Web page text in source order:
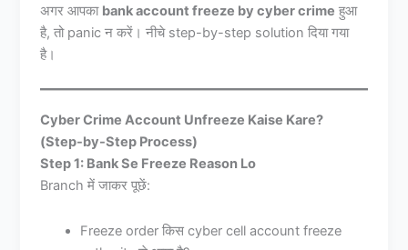
अगर आपका bank account freeze by cyber crime हुआ
है, तो panic न करें। नीचे step-by-step solution दिया गया
है।
Cyber Crime Account Unfreeze Kaise Kare?
(Step-by-Step Process)
Step 1: Bank Se Freeze Reason Lo
Branch में जाकर पूछें:
Freeze order किस cyber cell account freeze